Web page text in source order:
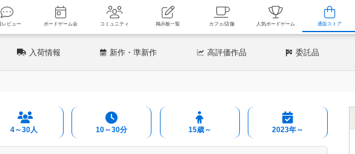
新着レビュー ボードゲーム会 コミュニティ 掲示板一覧 カフェ/店舗 人気ボードゲーム
入荷情報 新作 ・準新作 高評価作品 委託品
4～30人 10～30分 15歳～ 2023年～